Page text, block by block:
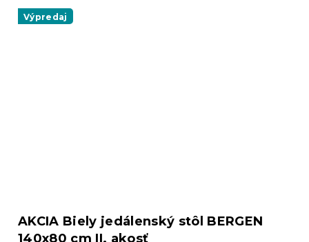
Výpredaj
AKCIA Biely jedálenský stôl BERGEN
140x80 cm II. akosť